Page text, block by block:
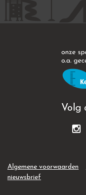
Volg
Algemene voorwaarden
nieuwsbrief